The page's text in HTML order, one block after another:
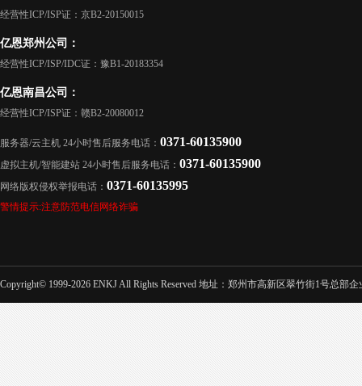
经营性ICP/ISP证：京B2-20150015
亿恩郑州公司：
经营性ICP/ISP/IDC证：豫B1-20183354
亿恩南昌公司：
经营性ICP/ISP证：赣B2-20080012
服务器/云主机 24小时售后服务电话： 0371-60135900
虚拟主机/智能建站 24小时售后服务电话： 0371-60135900
网络版权侵权举报电话： 0371-60135995
警情提示:注意防范电信网络诈骗
Copyright© 1999-2026 ENKJ All Rights Reserved 地址：郑州市高新区翠竹街1号